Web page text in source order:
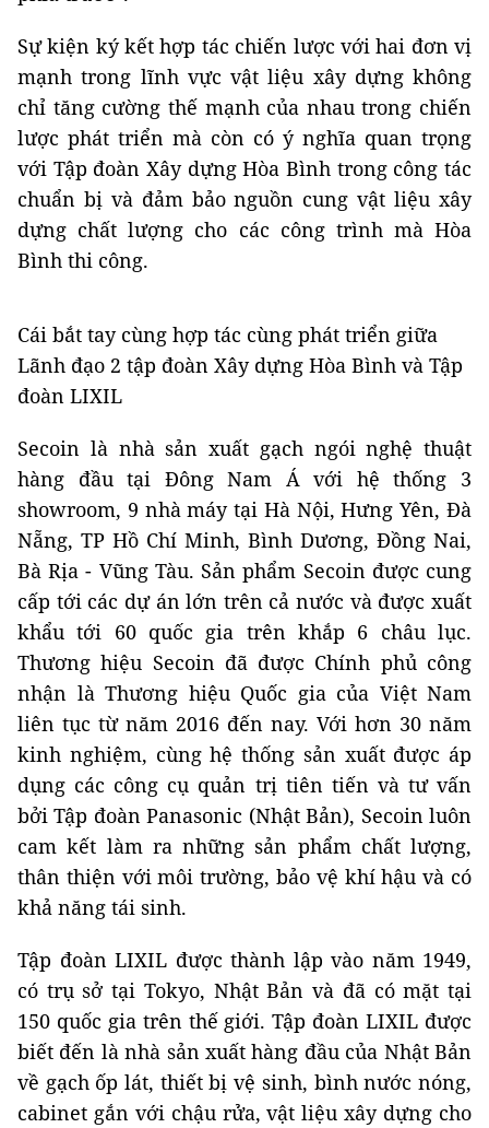
Sự kiện ký kết hợp tác chiến lược với hai đơn vị
mạnh trong lĩnh vực vật liệu xây dựng không
chỉ tăng cường thế mạnh của nhau trong chiến
lược phát triển mà còn có ý nghĩa quan trọng
với Tập đoàn Xây dựng Hòa Bình trong công tác
chuẩn bị và đảm bảo nguồn cung vật liệu xây
dựng chất lượng cho các công trình mà Hòa
Bình thi công.
Cái bắt tay cùng hợp tác cùng phát triển giữa
Lãnh đạo 2 tập đoàn Xây dựng Hòa Bình và Tập
đoàn LIXIL
Secoin là nhà sản xuất gạch ngói nghệ thuật
hàng đầu tại Đông Nam Á với hệ thống 3
showroom, 9 nhà máy tại Hà Nội, Hưng Yên, Đà
Nẵng, TP Hồ Chí Minh, Bình Dương, Đồng Nai,
Bà Rịa - Vũng Tàu. Sản phẩm Secoin được cung
cấp tới các dự án lớn trên cả nước và được xuất
khẩu tới 60 quốc gia trên khắp 6 châu lục.
Thương hiệu Secoin đã được Chính phủ công
nhận là Thương hiệu Quốc gia của Việt Nam
liên tục từ năm 2016 đến nay. Với hơn 30 năm
kinh nghiệm, cùng hệ thống sản xuất được áp
dụng các công cụ quản trị tiên tiến và tư vấn
bởi Tập đoàn Panasonic (Nhật Bản), Secoin luôn
cam kết làm ra những sản phẩm chất lượng,
thân thiện với môi trường, bảo vệ khí hậu và có
khả năng tái sinh.
Tập đoàn LIXIL được thành lập vào năm 1949,
có trụ sở tại Tokyo, Nhật Bản và đã có mặt tại
150 quốc gia trên thế giới. Tập đoàn LIXIL được
biết đến là nhà sản xuất hàng đầu của Nhật Bản
về gạch ốp lát, thiết bị vệ sinh, bình nước nóng,
cabinet gắn với chậu rửa, vật liệu xây dựng cho